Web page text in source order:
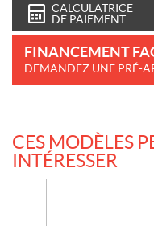
CALCULATRICE
DE PAIEMENT
FINANCEMENT
DEMANDEZ UNE PRÉ-
CES MODÈLES
INTÉRESSER